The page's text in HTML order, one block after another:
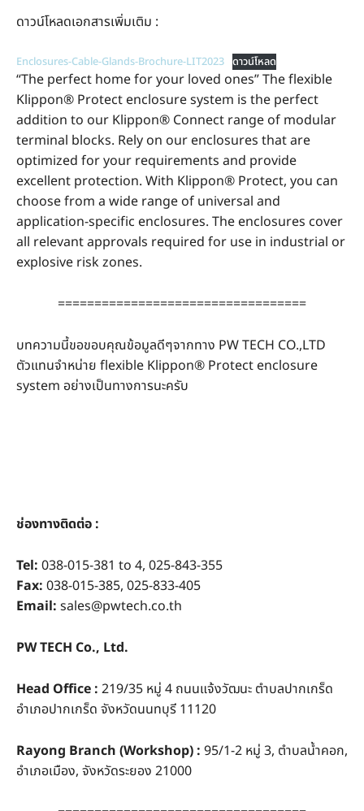
ดาวน์โหลดเอกสารเพิ่มเติม :
Enclosures-Cable-Glands-Brochure-LIT2023 ดาวน์โหลด
“The perfect home for your loved ones” The flexible
Klippon® Protect enclosure system is the perfect
addition to our Klippon® Connect range of modular
terminal blocks. Rely on our enclosures that are
optimized for your requirements and provide
excellent protection. With Klippon® Protect, you can
choose from a wide range of universal and
application-specific enclosures. The enclosures cover
all relevant approvals required for use in industrial or
explosive risk zones.
==================================
บทความนี้ขอขอบคุณข้อมูลดีๆจากทาง PW TECH CO.,LTD
ตัวแทนจำหน่าย flexible Klippon® Protect enclosure
system อย่างเป็นทางการนะครับ
ช่องทางติดต่อ :
Tel: 038-015-381 to 4, 025-843-355
Fax: 038-015-385, 025-833-405
Email: sales@pwtech.co.th
PW TECH Co., Ltd.
Head Office : 219/35 หมู่ 4 ถนนแจ้งวัฒนะ ตำบลปากเกร็ด
อำเภอปากเกร็ด จังหวัดนนทบุรี 11120
Rayong Branch (Workshop) : 95/1-2 หมู่ 3, ตำบลน้ำคอก,
อำเภอเมือง, จังหวัดระยอง 21000